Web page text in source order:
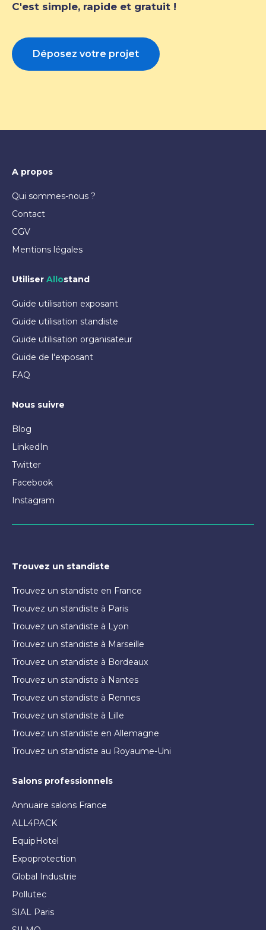
C'est simple, rapide et gratuit !
Déposez votre projet
A propos
Qui sommes-nous ?
Contact
CGV
Mentions légales
Utiliser Allostand
Guide utilisation exposant
Guide utilisation standiste
Guide utilisation organisateur
Guide de l'exposant
FAQ
Nous suivre
Blog
LinkedIn
Twitter
Facebook
Instagram
Trouvez un standiste
Trouvez un standiste en France
Trouvez un standiste à Paris
Trouvez un standiste à Lyon
Trouvez un standiste à Marseille
Trouvez un standiste à Bordeaux
Trouvez un standiste à Nantes
Trouvez un standiste à Rennes
Trouvez un standiste à Lille
Trouvez un standiste en Allemagne
Trouvez un standiste au Royaume-Uni
Salons professionnels
Annuaire salons France
ALL4PACK
EquipHotel
Expoprotection
Global Industrie
Pollutec
SIAL Paris